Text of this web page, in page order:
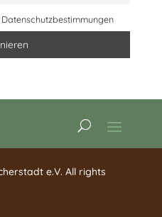
e.V. All rights